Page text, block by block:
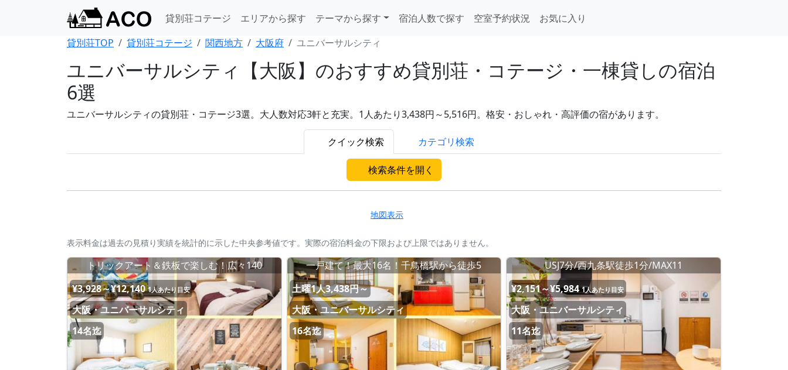
貸別荘コテージ エリアから探す テーマから探す 宿泊人数で探す 空室予約状況
お気に入り
貸別荘TOP
貸別荘コテージ 関西地方 大阪府 ユニバーサルシティ
ユニバーサルシティ【大阪】のおすすめ貸別荘・コテージ・一棟貸しの宿泊
6選
ユニバーサルシティの貸別荘・コテージ3選。大人数対応3軒と充実。1人あたり3,438円～5,516円。格安・おしゃれ・高評価の宿があります。
クイック検索 カテゴリ検索
検索条件を開く
地図表示
表示料金は過去の見積り実績を統計的に示した中央参考値です。実際の宿泊料金の下限および上限ではありません。
トリックアート＆鉄板で楽しむ！広々140
¥3,928～¥12,140 1人あたり目安
大阪・ユニバーサルシティ
14名迄
一戸建て！最大16名！千鳥橋駅から徒歩5
土曜1人3,438円～
大阪・ユニバーサルシティ
16名迄
USJ7分/西九条駅徒歩1分/MAX11
¥2,151～¥5,984 1人あたり目安
大阪・ユニバーサルシティ
11名迄